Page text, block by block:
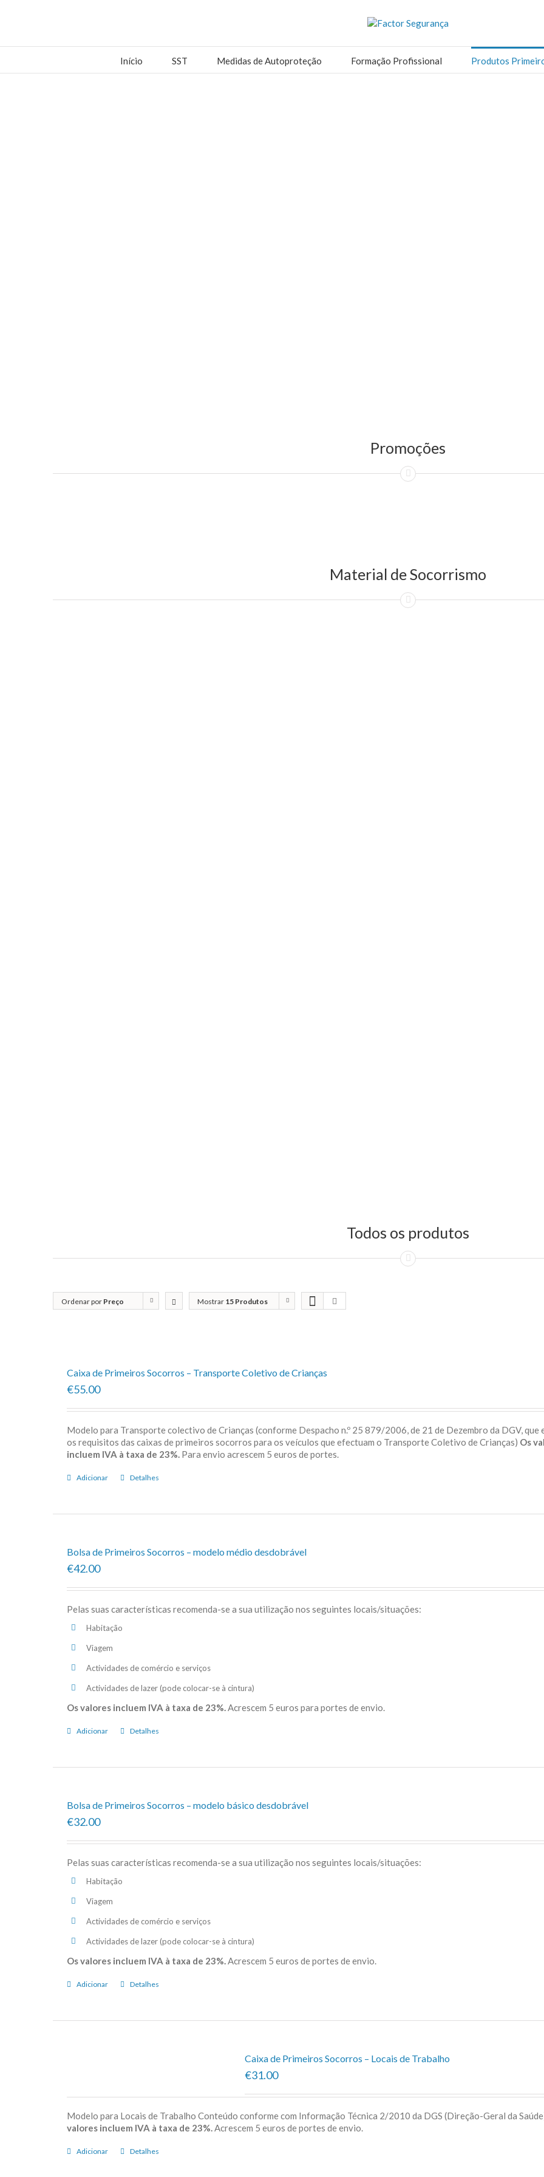
Início SST Medidas de Autoproteção Formação Profissional Produtos
Promoções
Material de Socorrismo
Todos os produtos
Ordenar por Preço Mostrar 15 Produtos
Caixa de Primeiros Socorros – Transporte Coletivo de Crianças
€55.00
Modelo para Transporte colectivo de Crianças (conforme Despacho n.º 25 879/2006, de 21 de Dezembro da DGV, que
os requisitos das caixas de primeiros socorros para os veículos que efectuam o Transporte Coletivo de Crianças) Os
incluem IVA à taxa de 23%. Para envio acrescem 5 euros de portes.
Adicionar Detalhes
Bolsa de Primeiros Socorros – modelo médio desdobrável
€42.00
Pelas suas características recomenda-se a sua utilização nos seguintes locais/situações:
Habitação
Viagem
Actividades de comércio e serviços
Actividades de lazer (pode colocar-se à cintura)
Os valores incluem IVA à taxa de 23%. Acrescem 5 euros para portes de envio.
Adicionar Detalhes
Bolsa de Primeiros Socorros – modelo básico desdobrável
€32.00
Pelas suas características recomenda-se a sua utilização nos seguintes locais/situações:
Habitação
Viagem
Actividades de comércio e serviços
Actividades de lazer (pode colocar-se à cintura)
Os valores incluem IVA à taxa de 23%. Acrescem 5 euros de portes de envio.
Adicionar Detalhes
Caixa de Primeiros Socorros – Locais de Trabalho
€31.00
Modelo para Locais de Trabalho Conteúdo conforme com Informação Técnica 2/2010 da DGS (Direção-Geral da
valores incluem IVA à taxa de 23%. Acrescem 5 euros de portes de envio.
Adicionar Detalhes